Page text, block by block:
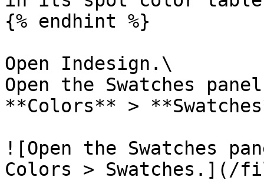
{% endhint %}
Open Indesign.\
Open the Swatches
**Colors** >
![Open the Swatches
Colors > Swatches.](/